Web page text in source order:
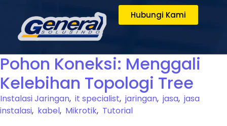
Hubungi Kami
Pohon Koneksi: Menggali
Kelebihan Topologi Tree
Instalasi Jaringan, it specialist, jaringan, jasa, jasa
instalasi, kabel, Mikrotik, Tutorial